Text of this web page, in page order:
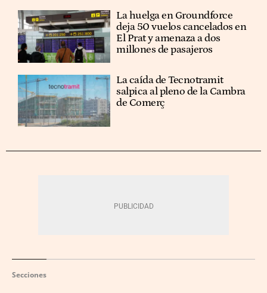
La huelga en Groundforce
deja 50 vuelos cancelados en
El Prat y amenaza a dos
millones de pasajeros
La caída de Tecnotramit
salpica al pleno de la Cambra
de Comerç
Secciones